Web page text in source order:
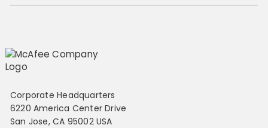
Corporate Headquarters
6220 America Center Drive
San Jose, CA 95002 USA